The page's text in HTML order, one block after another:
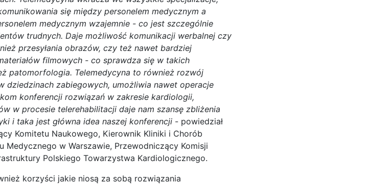
się między personelem medycznym a
medycznym wzajemnie - co jest szczególnie
trudnych. Daje możliwość komunikacji werbalnej czy
przesyłania obrazów, czy też nawet bardziej
filmowych - co sprawdza się w takich
patomorfologia. Telemedycyna to również rozwój
dziedzinach zabiegowych, umożliwia nawet operacje
konferencji rozwiązań w zakresie kardiologii,
w procesie telerehabilitacji daje nam szansę zbliżenia
i taka jest główna idea naszej konferencji - powiedział
Komitetu Naukowego, Kierownik Kliniki i Chorób
Medycznego w Warszawie, Przewodniczący Komisji
Polskiego Towarzystwa Kardiologicznego.
korzyści jakie niosą za sobą rozwiązania